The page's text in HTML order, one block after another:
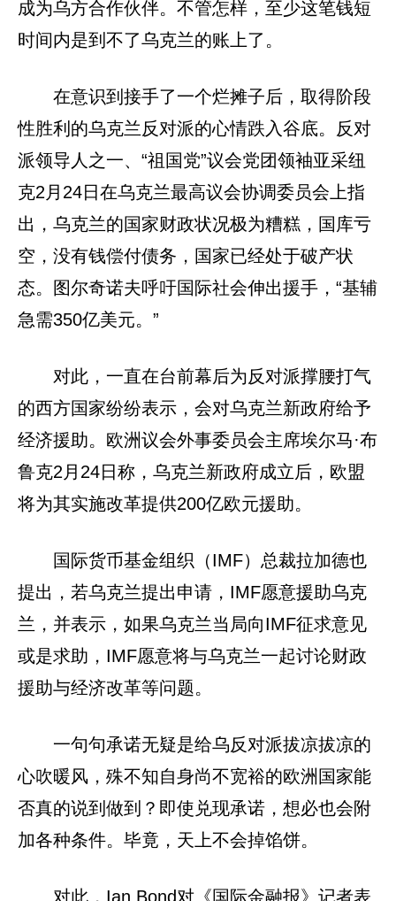
成为乌方合作伙伴。不管怎样，至少这笔钱短
时间内是到不了乌克兰的账上了。
在意识到接手了一个烂摊子后，取得阶段
性胜利的乌克兰反对派的心情跌入谷底。反对
派领导人之一、“祖国党”议会党团领袖亚采纽
克2月24日在乌克兰最高议会协调委员会上指
出，乌克兰的国家财政状况极为糟糕，国库亏
空，没有钱偿付债务，国家已经处于破产状
态。图尔奇诺夫呼吁国际社会伸出援手，“基辅
急需350亿美元。”
对此，一直在台前幕后为反对派撑腰打气
的西方国家纷纷表示，会对乌克兰新政府给予
经济援助。欧洲议会外事委员会主席埃尔马·布
鲁克2月24日称，乌克兰新政府成立后，欧盟
将为其实施改革提供200亿欧元援助。
国际货币基金组织（IMF）总裁拉加德也
提出，若乌克兰提出申请，IMF愿意援助乌克
兰，并表示，如果乌克兰当局向IMF征求意见
或是求助，IMF愿意将与乌克兰一起讨论财政
援助与经济改革等问题。
一句句承诺无疑是给乌反对派拔凉拔凉的
心吹暖风，殊不知自身尚不宽裕的欧洲国家能
否真的说到做到？即使兑现承诺，想必也会附
加各种条件。毕竟，天上不会掉馅饼。
对此，Ian Bond对《国际金融报》记者表